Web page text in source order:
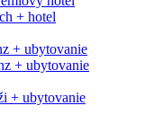
+ hotel
+ ubytovanie
+ ubytovanie
+ ubytovanie